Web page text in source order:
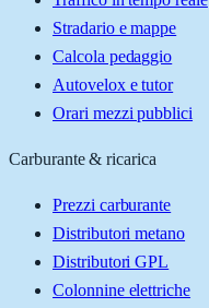
Stradario e mappe
Calcola pedaggio
Autovelox e tutor
Orari mezzi pubblici
Carburante & ricarica
Prezzi carburante
Distributori metano
Distributori GPL
Colonnine elettriche